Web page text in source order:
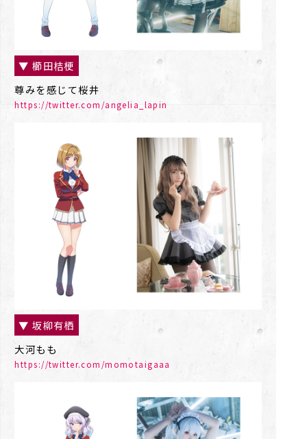
▼ 櫛󠄁田桔梗
尊みを感じて桜井
https://twitter.com/angelia_lapin
▼ 坂柳有栖
大河もも
https://twitter.com/momotaigaaa